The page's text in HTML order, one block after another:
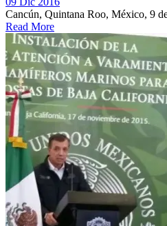
Cancún, Quintana Roo, México, 9
Read More